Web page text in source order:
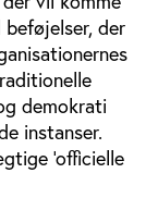
der
demokrati
instanser.
'officielle